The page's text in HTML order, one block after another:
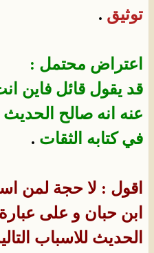
توثيق .
اعتراض محتمل :
قد يقول قائل فاين
عنه انه صالح
في كتابه الثقات .
اقول : لا حجة لمن
ابن حبان و على
الحديث للاسباب